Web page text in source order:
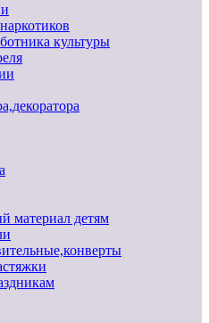
культуры
материал детям